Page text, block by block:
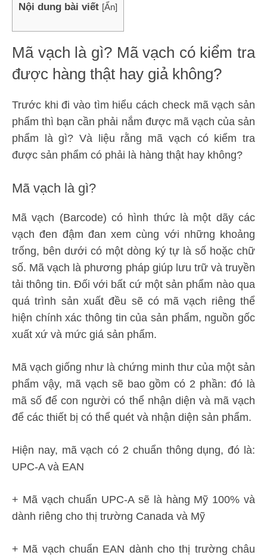
Nội dung bài viết [Ẩn]
Mã vạch là gì? Mã vạch có kiểm tra
được hàng thật hay giả không?
Trước khi đi vào tìm hiểu cách check mã vạch sản
phẩm thì bạn cần phải nắm được mã vạch của sản
phẩm là gì? Và liệu rằng mã vạch có kiểm tra
được sản phẩm có phải là hàng thật hay không?
Mã vạch là gì?
Mã vạch (Barcode) có hình thức là một dãy các
vạch đen đậm đan xem cùng với những khoảng
trống, bên dưới có một dòng ký tự là số hoặc chữ
số. Mã vạch là phương pháp giúp lưu trữ và truyền
tải thông tin. Đối với bất cứ một sản phẩm nào qua
quá trình sản xuất đều sẽ có mã vạch riêng thể
hiện chính xác thông tin của sản phẩm, nguồn gốc
xuất xứ và mức giá sản phẩm.
Mã vạch giống như là chứng minh thư của một sản
phẩm vậy, mã vạch sẽ bao gồm có 2 phần: đó là
mã số để con người có thể nhận diện và mã vạch
để các thiết bị có thể quét và nhận diện sản phẩm.
Hiện nay, mã vạch có 2 chuẩn thông dụng, đó là:
UPC-A và EAN
+ Mã vạch chuẩn UPC-A sẽ là hàng Mỹ 100% và
dành riêng cho thị trường Canada và Mỹ
+ Mã vạch chuẩn EAN dành cho thị trường châu